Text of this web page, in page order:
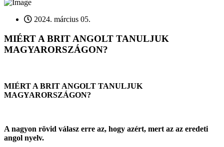
2024. március 05.
MIÉRT A BRIT ANGOLT TANULJUK
MAGYARORSZÁGON?
MIÉRT A BRIT ANGOLT TANULJUK
MAGYARORSZÁGON?
A nagyon rövid válasz erre az, hogy azért, mert az az eredeti
angol nyelv.